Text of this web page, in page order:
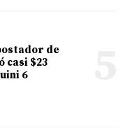
de
casi $23
6